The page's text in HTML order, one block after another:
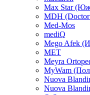
Max Star
MDH (Doctor
Med-Mos
mediQ
Mego Afek
MET
Meyra
MyWam
Nuova
Nuova